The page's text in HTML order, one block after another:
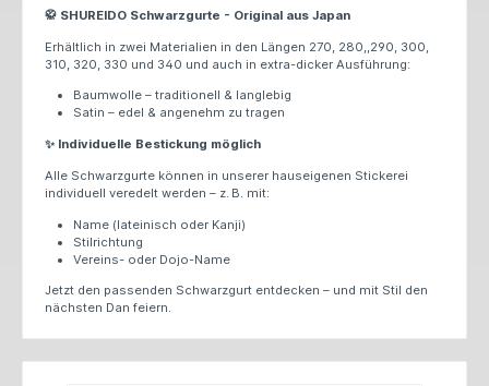
🥋 SHUREIDO Schwarzgurte - Original aus Japan
Erhältlich in zwei Materialien in den Längen 270, 280,,290, 300,
310, 320, 330 und 340 und auch in extra-dicker Ausführung:
Baumwolle – traditionell & langlebig
Satin – edel & angenehm zu tragen
✨ Individuelle Bestickung möglich
Alle Schwarzgurte können in unserer hauseigenen Stickerei
individuell veredelt werden – z. B. mit:
Name (lateinisch oder Kanji)
Stilrichtung
Vereins- oder Dojo-Name
Jetzt den passenden Schwarzgurt entdecken – und mit Stil den
nächsten Dan feiern.